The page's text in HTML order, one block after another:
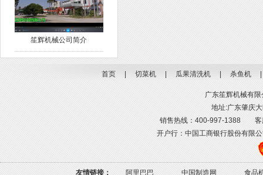
笙辉机械公司简介
首页 切菜机 瓜果清洗机 杀鱼机
广东笙辉机械有
地址:广东肇庆
销售热线：400-997-1388 客
开户行：中国工商银行股份有
友情链接： 阿里巴巴 中国制造网 食品